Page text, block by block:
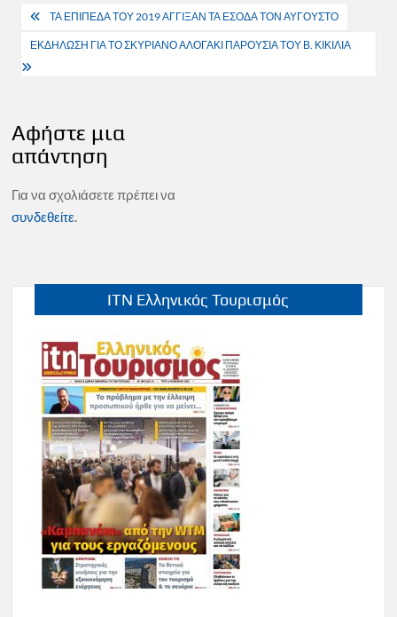
Πλοήγηση
άρθρων
ΤΑ ΕΠΙΠΕΔΑ ΤΟΥ 2019 ΑΓΓΙΞΑΝ ΤΑ ΕΣΟΔΑ ΤΟΝ ΑΥΓΟΥΣΤΟ
ΕΚΔΗΛΩΣΗ ΓΙΑ ΤΟ ΣΚΥΡΙΑΝΟ ΑΛΟΓΑΚΙ ΠΑΡΟΥΣΙΑ ΤΟΥ Β. ΚΙΚΙΛΙΑ
Αφήστε μια
απάντηση
Για να σχολιάσετε πρέπει να
συνδεθείτε.
ITN Ελληνικός Τουρισμός